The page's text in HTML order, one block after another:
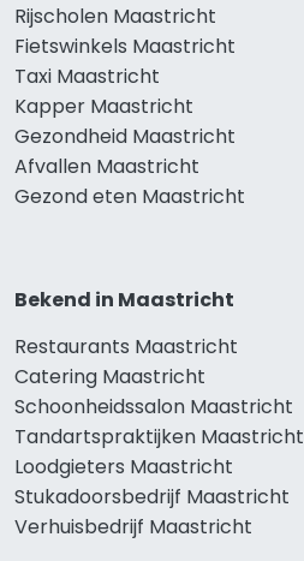
Rijscholen Maastricht
Fietswinkels Maastricht
Taxi Maastricht
Kapper Maastricht
Gezondheid Maastricht
Afvallen Maastricht
Gezond eten Maastricht
Bekend in Maastricht
Restaurants Maastricht
Catering Maastricht
Schoonheidssalon Maastricht
Tandartspraktijken Maastricht
Loodgieters Maastricht
Stukadoorsbedrijf Maastricht
Verhuisbedrijf Maastricht